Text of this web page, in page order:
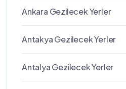
Ankara Gezilecek Yerler
Antakya Gezilecek Yerler
Antalya Gezilecek Yerler